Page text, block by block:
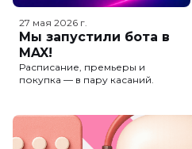
27 мая 2026 г.
Мы запустили бота в
MAX!
Расписание, премьеры и
покупка — в пару касаний.